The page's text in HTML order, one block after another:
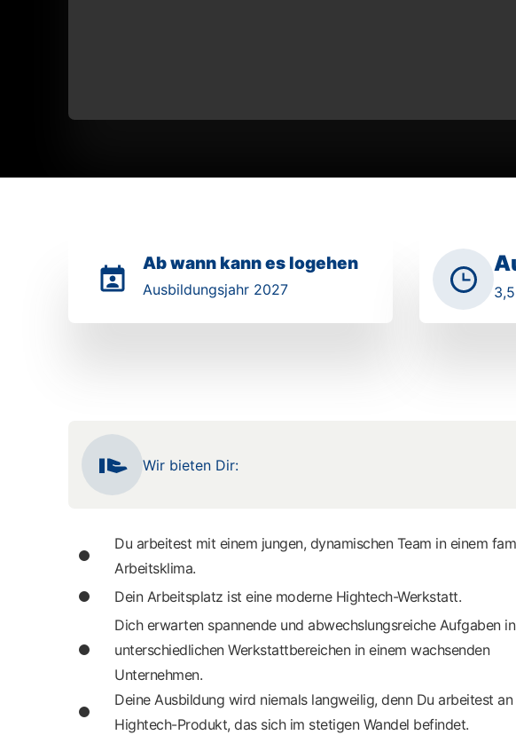
Ab wann kann es logehen
Ausbildungsjahr 2027
Wir bieten Dir:
Du arbeitest mit einem jungen, dynamischen Team in einem
Arbeitsklima.
Dein Arbeitsplatz ist eine moderne Hightech-Werkstatt.
Dich erwarten spannende und abwechslungsreiche Aufgaben
unterschiedlichen Werkstattbereichen in einem wachsenden
Unternehmen.
Deine Ausbildung wird niemals langweilig, denn Du arbeitest an
Hightech-Produkt, das sich im stetigen Wandel befindet.